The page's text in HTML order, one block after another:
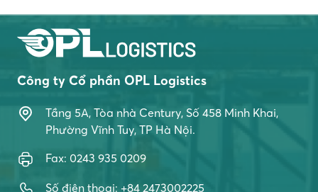
viết
Công ty Cổ phần OPL Logistics
Tầng 5A, Tòa nhà Century, Số 458 Minh Khai,
Phường Vĩnh Tuy, TP Hà Nội.
Fax: 0243 935 0209
Số điện thoại: +84 2473002225